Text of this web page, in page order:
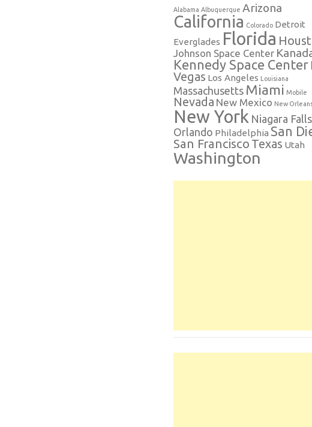
Alabama Albuquerque Arizona
California Colorado Detroit
Everglades Florida
Johnson Space Center
Kennedy Space Center
Vegas Los Angeles Louisiana
Massachusetts Miami Mobile
Nevada New Mexico New
New York Niagara Falls
Orlando Philadelphia San
San Francisco Texas Utah
Washington